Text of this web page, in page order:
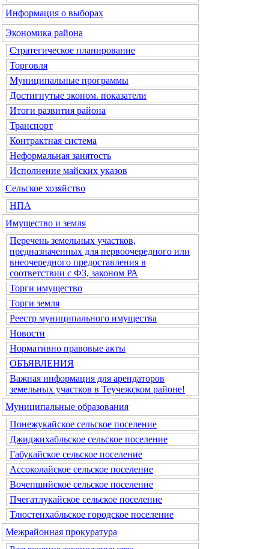
Информация о выборах
Экономика района
Стратегическое планирование
Торговля
Муниципальные программы
Достигнутые эконом. показатели
Итоги развития района
Транспорт
Контрактная система
Неформальная занятость
Исполнение майских указов
Сельское хозяйство
НПА
Имущество и земля
Перечень земельных участков,
предназначенных для первоочередного или
внеочередного предоставления в
соответствии с ФЗ, законом РА
Торги имущество
Торги земля
Реестр муниципального имущества
Новости
Нормативно правовые акты
ОБЪЯВЛЕНИЯ
Важная информация для арендаторов
земельных участков в Теучежском районе!
Муниципальные образования
Понежукайское сельское поселение
Джиджихабльское сельское поселение
Габукайское сельское поселение
Ассоколайское сельское поселение
Вочепшийское сельское поселение
Пчегатлукайское сельское поселение
Тлюстенхабльское городское поселение
Межрайонная прокуратура